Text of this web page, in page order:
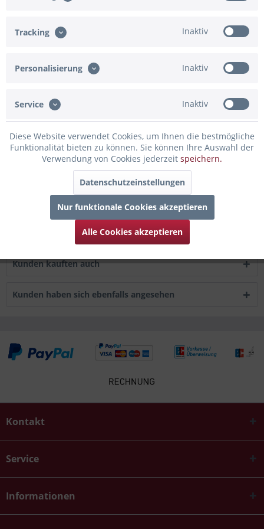
Konfiguration ist unvollständig - bitte prüfen!
Beschreibung
persönliche Note geben? Dann...mehr
0
Bewertungen lesen, schreiben und diskutieren...
Infos zum Hersteller
Folgende Infos zum Hersteller sind verfübar......
Kunden kauften auch
Kunden haben sich ebenfalls angesehen
Kontakt
Service
Informationen
Tracking Inaktiv
Personalisierung Inaktiv
Service Inaktiv
Diese Website verwendet Cookies, um Ihnen die bestmögliche
Funktionalität bieten zu können. Sie können Ihre Auswahl der
Verwendung von Cookies jederzeit speichern.
Datenschutzeinstellungen
Nur funktionale Cookies akzeptieren
Alle Cookies akzeptieren